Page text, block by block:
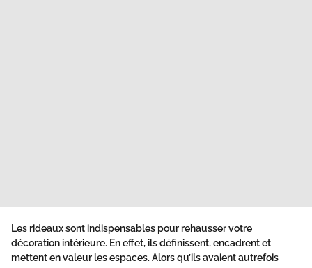
Les rideauxsont indispensables pour rehausser votre
décoration intérieure. En effet, ils définissent, encadrent et
mettent en valeur les espaces. Alors qu’ils avaient autrefois